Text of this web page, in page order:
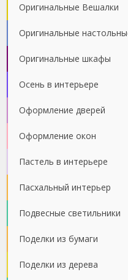
Оригинальные Вешалки
Оригинальные
Оригинальные шкафы
Осень в интерьере
Оформление дверей
Оформление окон
Пастель в интерьере
Пасхальный интерьер
Подвесные светильники
Поделки из бумаги
Поделки из дерева